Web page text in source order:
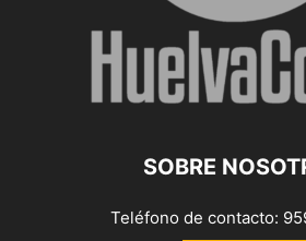
SOBRE
Teléfono de contacto: